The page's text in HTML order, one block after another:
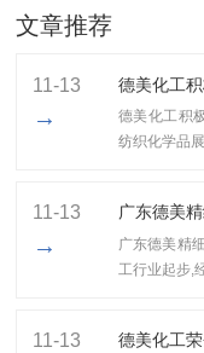
文章推荐
11-13
→
德美化工
德美化工积
纺织化学品
11-13
→
广东德美
广东德美精
工行业起步,
11-13 德美化工